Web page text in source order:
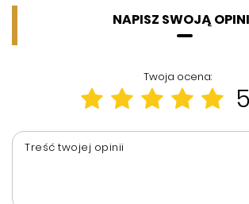
NAPISZ SWOJĄ
Twoja ocena:
Treść twojej opinii